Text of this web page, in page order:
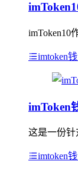
imToken10
imtoken
imToken
这是一份针
imtoken